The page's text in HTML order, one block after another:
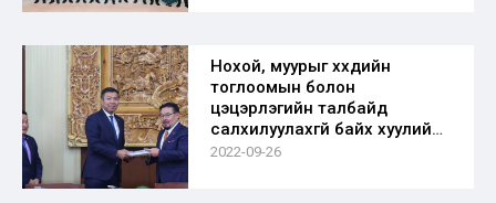
Нохой, муурыг хүүхдийн
тоглоомын болон
цэцэрлэгийн талбайд
салхилуулахгүй байх хуулийн
төсөл санаачлав
2022-09-26